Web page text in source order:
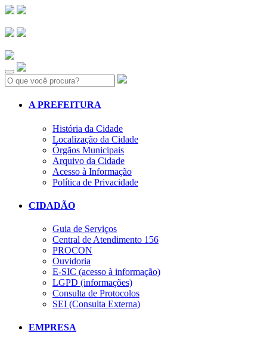
Search:
A PREFEITURA
História da Cidade
Localização da Cidade
Órgãos Municipais
Arquivo da Cidade
Acesso à Informação
Política de Privacidade
CIDADÃO
Guia de Serviços
Central de Atendimento 156
PROCON
Ouvidoria
E-SIC (acesso à informação)
LGPD (informações)
Consulta de Protocolos
SEI (Consulta Externa)
EMPRESA